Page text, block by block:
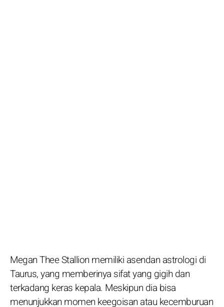
Megan Thee Stallion memiliki asendan astrologi di
Taurus, yang memberinya sifat yang gigih dan
terkadang keras kepala. Meskipun dia bisa
menunjukkan momen keegoisan atau kecemburuan